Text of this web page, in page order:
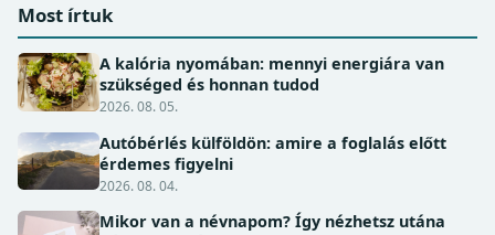
Most írtuk
A kalória nyomában: mennyi energiára van
szükséged és honnan tudod
2026. 08. 05.
Autóbérlés külföldön: amire a foglalás előtt
érdemes figyelni
2026. 08. 04.
Mikor van a névnapom? Így nézhetsz utána